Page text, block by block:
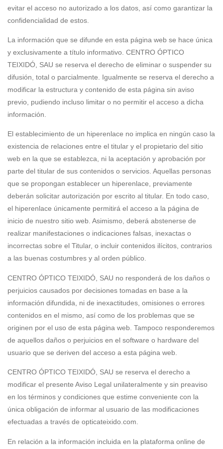
evitar el acceso no autorizado a los datos, así como garantizar la
confidencialidad de estos.
La información que se difunde en esta página web se hace única
y exclusivamente a título informativo. CENTRO ÓPTICO
TEIXIDÓ, SAU se reserva el derecho de eliminar o suspender su
difusión, total o parcialmente. Igualmente se reserva el derecho a
modificar la estructura y contenido de esta página sin aviso
previo, pudiendo incluso limitar o no permitir el acceso a dicha
información.
El establecimiento de un hiperenlace no implica en ningún caso la
existencia de relaciones entre el titular y el propietario del sitio
web en la que se establezca, ni la aceptación y aprobación por
parte del titular de sus contenidos o servicios. Aquellas personas
que se propongan establecer un hiperenlace, previamente
deberán solicitar autorización por escrito al titular. En todo caso,
el hiperenlace únicamente permitirá el acceso a la página de
inicio de nuestro sitio web. Asimismo, deberá abstenerse de
realizar manifestaciones o indicaciones falsas, inexactas o
incorrectas sobre el Titular, o incluir contenidos ilícitos, contrarios
a las buenas costumbres y al orden público.
CENTRO ÓPTICO TEIXIDÓ, SAU no responderá de los daños o
perjuicios causados por decisiones tomadas en base a la
información difundida, ni de inexactitudes, omisiones o errores
contenidos en el mismo, así como de los problemas que se
originen por el uso de esta página web. Tampoco responderemos
de aquellos daños o perjuicios en el software o hardware del
usuario que se deriven del acceso a esta página web.
CENTRO ÓPTICO TEIXIDÓ, SAU se reserva el derecho a
modificar el presente Aviso Legal unilateralmente y sin preaviso
en los términos y condiciones que estime conveniente con la
única obligación de informar al usuario de las modificaciones
efectuadas a través de opticateixido.com.
En relación a la información incluida en la plataforma online de